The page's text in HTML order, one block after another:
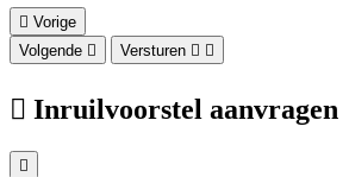
Vorige
Volgende
Versturen
Inruilvoorstel aanvragen